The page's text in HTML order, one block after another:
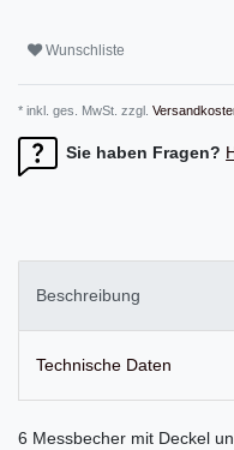
Wunschliste
* inkl. ges. MwSt. zzgl.
Sie haben Fragen?
Beschreibung
Technische Daten
6 Messbecher mit Deckel